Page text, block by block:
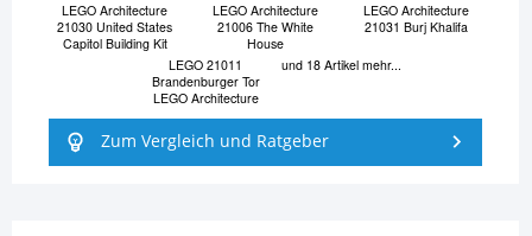
LEGO Architecture
21030 United States
Capitol Building Kit
LEGO Architecture
21006 The White
House
LEGO Architecture
21031 Burj Khalifa
LEGO 21011
Brandenburger Tor
LEGO Architecture
und 18 Artikel mehr...
Zum Vergleich und Ratgeber